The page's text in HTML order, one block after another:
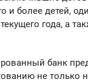
и более детей,
текущего года, а
банк
ванию не только